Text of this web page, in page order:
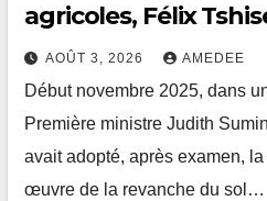
agricoles, Félix
Gouvernance
AOÛT 3, 2026 AMEDEE
Début novembre 2025, dans
Première ministre Judith
avait adopté, après examen,
œuvre de la revanche du sol…